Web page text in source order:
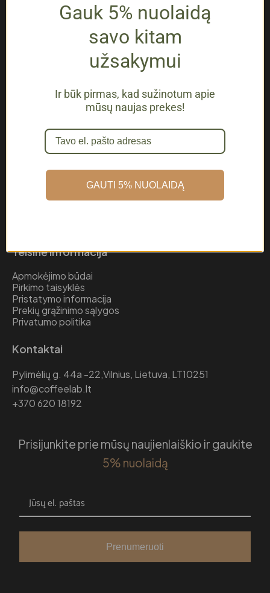
Naudingos nuorodos
Parduotuvė
Tapk partneriu
Krepšelis
Teisinė informacija
Apmokėjimo būdai
Pirkimo taisyklės
Pristatymo informacija
Prekių grąžinimo sąlygos
Privatumo politika
Kontaktai
Pylimėlių g. 44a -22,Vilnius, Lietuva, LT10251
info@coffeelab.lt
+370 620 18192
Prisijunkite prie mūsų naujienlaiškio ir gaukite
5% nuolaidą
Prenumeruoti
Gauk 5% nuolaidą
savo kitam
užsakymui
Ir būk pirmas, kad sužinotum apie
mūsų naujas prekes!
GAUTI 5% NUOLAIDĄ